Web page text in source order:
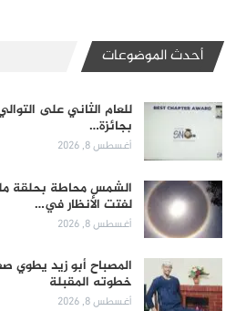
أحدث الموضوعات
للعام الثاني على
بجائزة…
أغسطس 8, 2026
الشمس محاطة بحلقة
لفتت الأنظار في…
أغسطس 8, 2026
المصباح أبو زيد
خطوته المقبلة
أغسطس 8, 2026